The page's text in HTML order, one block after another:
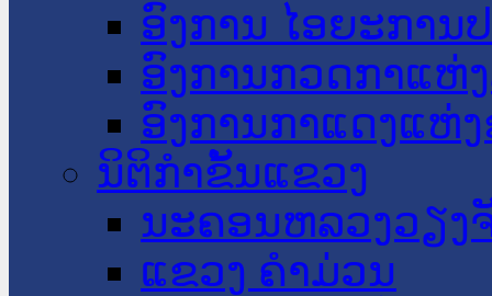
ອົງການ ໄອຍະການ
ອົງການກວດກາແຫ່
ອົງການກາແດງແຫ່
ນິຕິກໍາຂັ້ນແຂວງ
ນະ​ຄອນ​ຫລວງວຽງ
ແຂວງ ຄໍາມ່ວນ